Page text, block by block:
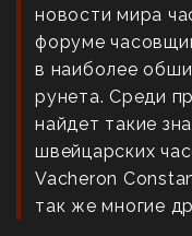
новости мира
форуме
в наиболее
рунета. Среди
найдет такие
швейцарских
Vacheron
так же многие